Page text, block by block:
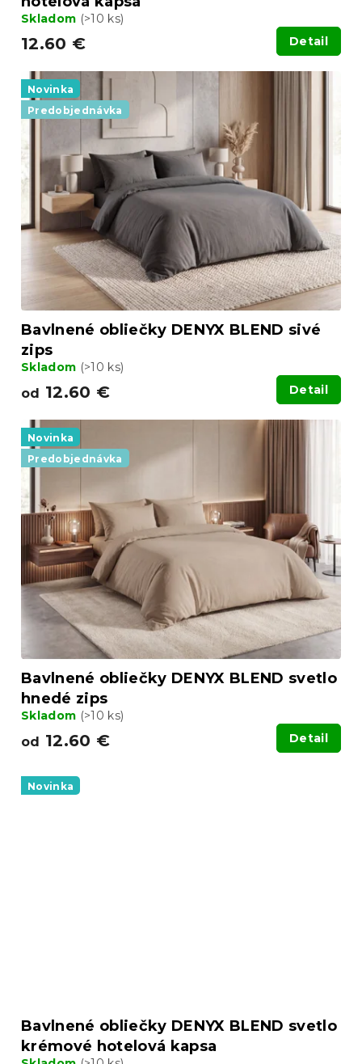
Skladom (>10 ks)
12.60 € Detail
Novinka
Predobjednávka
Bavlnené obliečky DENYX BLEND sivé
zips
Skladom (>10 ks)
od 12.60 € Detail
Novinka
Predobjednávka
Bavlnené obliečky DENYX BLEND svetlo
hnedé zips
Skladom (>10 ks)
od 12.60 € Detail
Novinka
Bavlnené obliečky DENYX BLEND svetlo
krémové hotelová kapsa